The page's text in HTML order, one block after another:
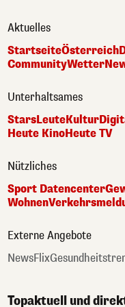
Aktuelles
StartseiteÖsterreich
CommunityWetter
Unterhaltsames
StarsLeuteKultur
Heute KinoHeute TV
Nützliches
Sport Datencenter
Wohnen
Externe Angebote
NewsFlix
Topaktuell und